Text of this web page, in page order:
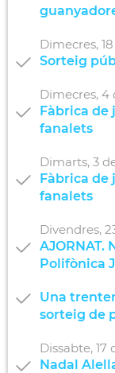
Dimecres, 18
Sorteig
Dimecres, 4
Fàbrica de
fanalets
Dimarts, 3
Fàbrica de
fanalets
Divendres,
AJORNAT.
Polifònica
Una
sorteig de
Dissabte, 17
Nadal